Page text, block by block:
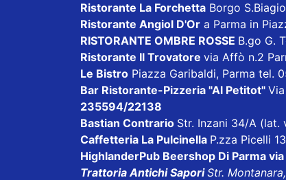
Ristorante La Forchetta Borgo
Ristorante Angiol D'Or a Parma in
RISTORANTE OMBRE ROSSE B.go G.
Ristorante Il Trovatore via Affò n.2
Le Bistro Piazza Garibaldi, Parma tel.
Bar Ristorante-Pizzeria "Al Petitot"
235594/22138
Bastian Contrario Str. Inzani 34/A (lat.
Caffetteria La Pulcinella P.zza Picelli
HighlanderPub Beershop Di Parma
Trattoria Antichi SaporiStr.